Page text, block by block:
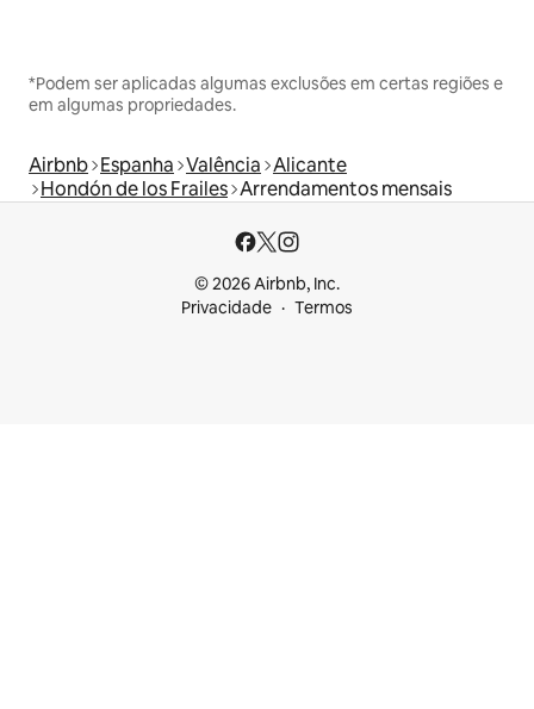
*Podem ser aplicadas algumas exclusões em certas regiões e
em algumas propriedades.
Airbnb Espanha Valência Alicante
Hondón de los Frailes Arrendamentos mensais
© 2026 Airbnb, Inc.
Privacidade
Termos